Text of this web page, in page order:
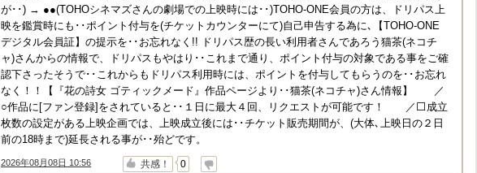
が･･) → ●●(TOHOシネマズさんの劇場での上映時には･･)TOHO-ONE会員の方は、ドリパス上
映を鑑賞時にも･･ポイント付与を(チケットカウンターにて)自己申告する為に､【TOHO-ONE
デジタル会員証】の提示を･･お忘れなく!! ドリパス歴の長い利用者さんであろう猫茶(ネコチ
ャ)さんからの情報で、ドリパスもやはり･･これまで通り、ポイント付与の対象である事をご確
認下さったそうで･･これからもドリパス利用時には、ポイントを付与してもらうのを･･お忘れ
なく！！【『花の詩女 ゴティックメード』作品ページより･･猫茶(ネコチャ)さん情報】 ／
○作品に[ファン登録]をされていると･･１日に最大４回、リクエストが可能です！ ／⬜成立
枚数の設定がある上映企画では、上映成立後には･･チケット販売期間が、(大体､上映日の２日
前の18時まで)延長される事が･･殆どです。
2026年08月08日 10:56
↑ 共感！ 0
↓